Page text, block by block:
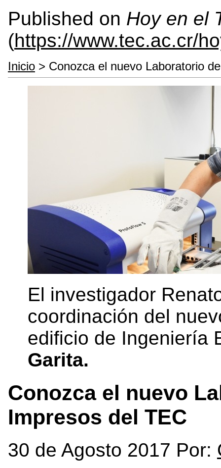
Published on Hoy en el
(https://www.tec.ac.cr/
Inicio > Conozca el nuevo Laboratorio
El investigador
coordinación del
edificio de Ingeniería
Garita.
Conozca el nuevo
Impresos del TEC
30 de Agosto 2017 Por: